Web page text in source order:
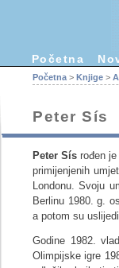
Početna
Početna > Knjige >
Peter Sís
Peter Sís rođen
primijenjenih
Londonu. Svoju
Berlinu 1980. g.
a potom su
Godine 1982.
Olimpijske igre